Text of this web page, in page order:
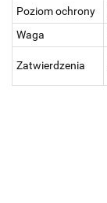
Poziom ochrony
Waga
Zatwierdzenia